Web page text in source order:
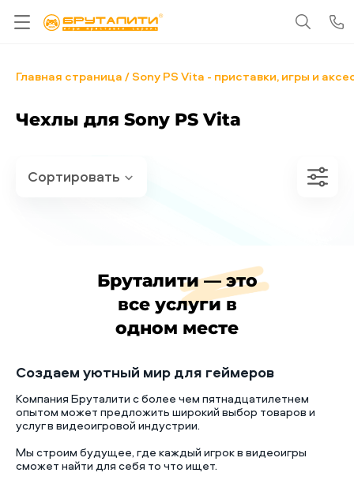
Главная страница Sony PS Vita - приставки, игры и
Чехлы для Sony PS Vita
Бруталити — это
все услуги в
одном месте
Создаем уютный мир для геймеров
Компания Бруталити с более чем пятнадцатилетнем
опытом может предложить широкий выбор товаров и
услуг в видеоигровой индустрии.
Мы строим будущее, где каждый игрок в видеоигры
сможет найти для себя то что ищет.